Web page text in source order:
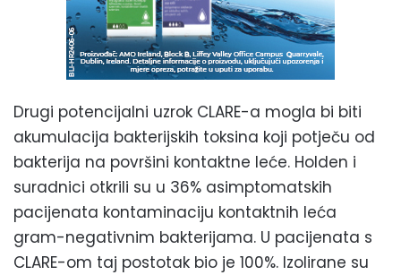
Drugi potencijalni uzrok CLARE-a mogla bi biti
akumulacija bakterijskih toksina koji potječu od
bakterija na površini kontaktne leće. Holden i
suradnici otkrili su u 36% asimptomatskih
pacijenata kontaminaciju kontaktnih leća
gram-negativnim bakterijama. U pacijenata s
CLARE-om taj postotak bio je 100%. Izolirane su